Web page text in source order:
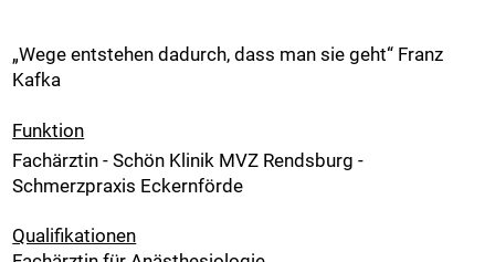
„Wege entstehen dadurch, dass man sie geht“ Franz
Kafka
Funktion
Fachärztin - Schön Klinik MVZ Rendsburg -
Schmerzpraxis Eckernförde
Qualifikationen